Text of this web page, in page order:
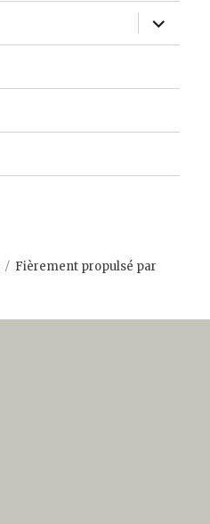
menu
ouvrir
le
sous-
Fièrement propulsé par